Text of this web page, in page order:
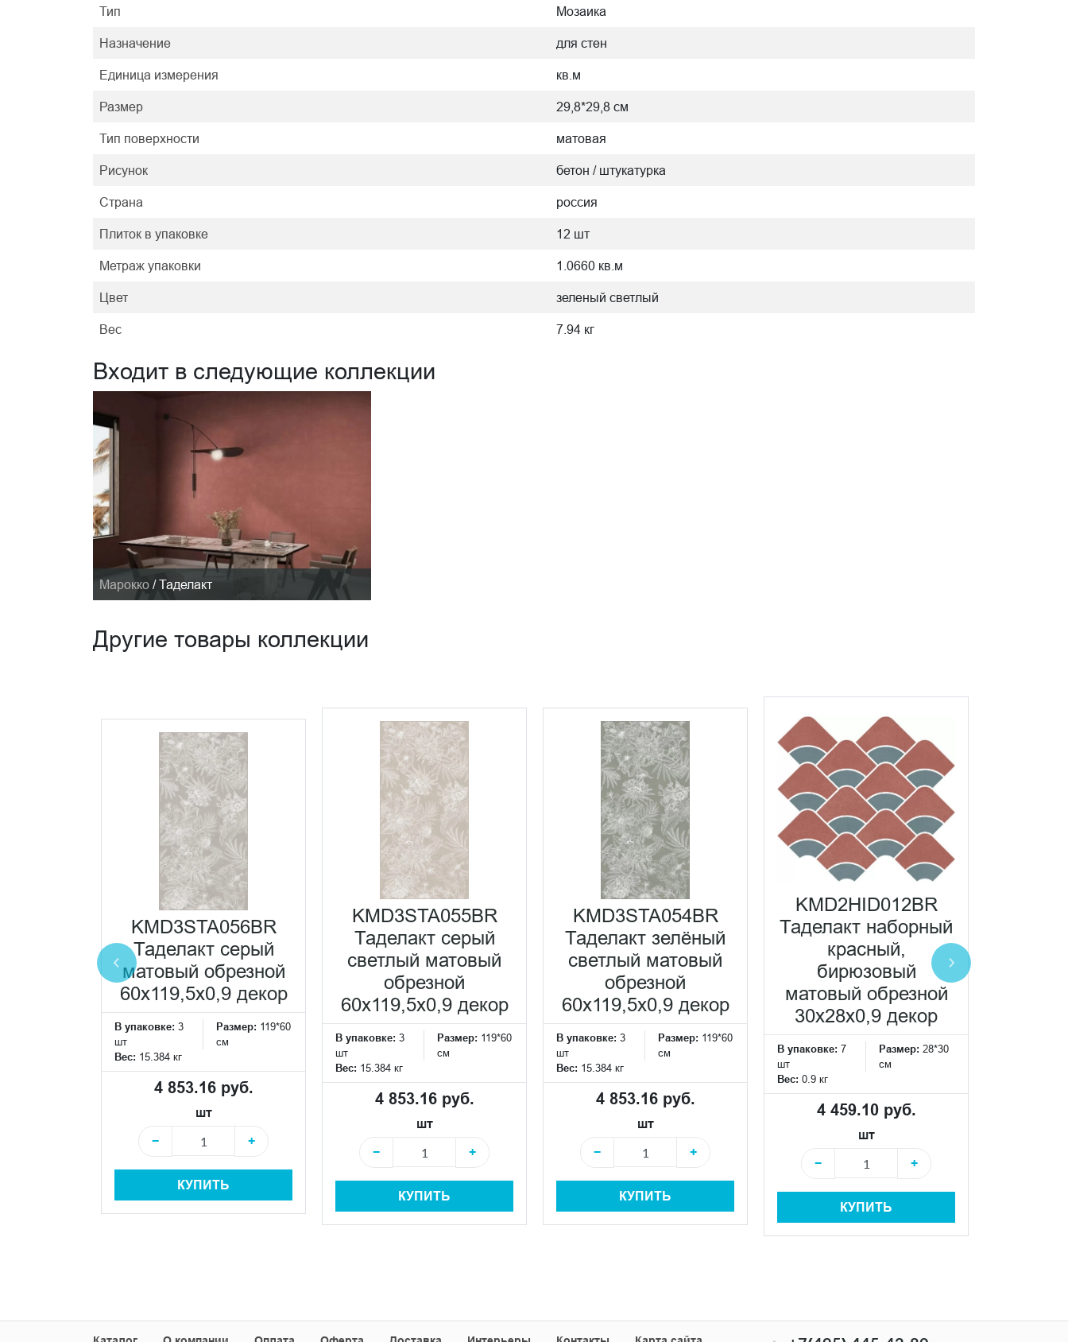
Тип Мозаика
Назначение для стен
Единица измерения кв.м
Размер 29,8*29,8 см
Тип поверхности матовая
Рисунок бетон / штукатурка
Страна россия
Плиток в упаковке 12 шт
Метраж упаковки 1.0660 кв.м
Цвет зеленый светлый
Вес 7.94 кг
Входит в следующие коллекции
Марокко / Таделакт
Другие товары коллекции
KMD3STA056BR
Таделакт серый
матовый обрезной
60x119,5x0,9 декор
В упаковке: 3
шт
Размер: 119*60
см
Вес: 15.384 кг
4 853.16 руб.
шт
−
+
КУПИТЬ
KMD3STA055BR
Таделакт серый
светлый матовый
обрезной
60x119,5x0,9 декор
В упаковке: 3
шт
Размер: 119*60
см
Вес: 15.384 кг
4 853.16 руб.
шт
−
+
КУПИТЬ
KMD3STA054BR
Таделакт зелёный
светлый матовый
обрезной
60x119,5x0,9 декор
В упаковке: 3
шт
Размер: 119*60
см
Вес: 15.384 кг
4 853.16 руб.
шт
−
+
КУПИТЬ
KMD2HID012BR
Таделакт наборный
красный,
бирюзовый
матовый обрезной
30x28x0,9 декор
В упаковке: 7
шт
Размер: 28*30
см
Вес: 0.9 кг
4 459.10 руб.
шт
−
+
КУПИТЬ